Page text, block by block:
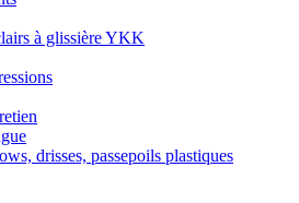
à glissière YKK
drisses, passepoils plastiques